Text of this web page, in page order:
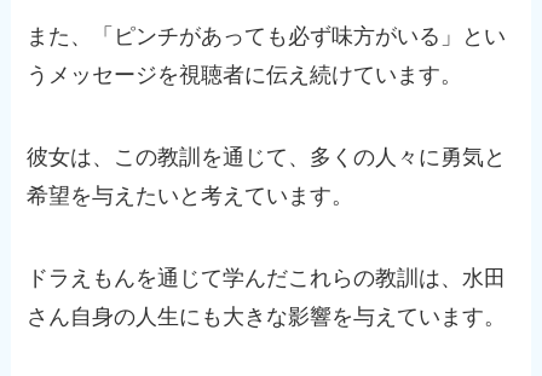
また、「ピンチがあっても必ず味方がいる」とい
うメッセージを視聴者に伝え続けています。
彼女は、この教訓を通じて、多くの人々に勇気と
希望を与えたいと考えています。
ドラえもんを通じて学んだこれらの教訓は、水田
さん自身の人生にも大きな影響を与えています。